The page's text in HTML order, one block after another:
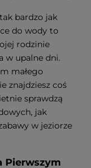
bardzo jak
do wody to
rodzinie
w upalne dni.
małego
znajdziesz coś
sprawdzą
jak
w jeziorze
Pierwszym